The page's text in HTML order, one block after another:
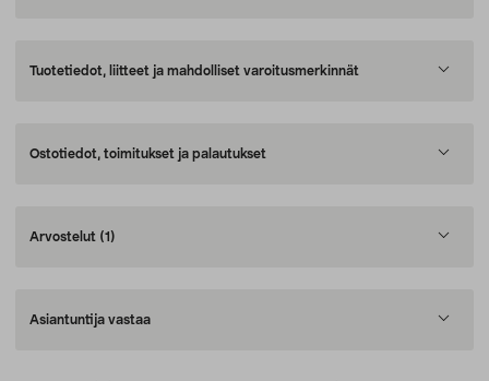
Tuotetiedot, liitteet ja mahdolliset varoitusmerkinnät
Ostotiedot, toimitukset ja palautukset
Arvostelut (1)
Asiantuntija vastaa